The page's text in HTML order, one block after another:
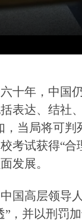
十年，中国
表达、结社
当局将可判
考试获得“
发展。
国高层领导
”，并以刑罚